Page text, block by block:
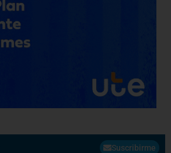
Suscribirme